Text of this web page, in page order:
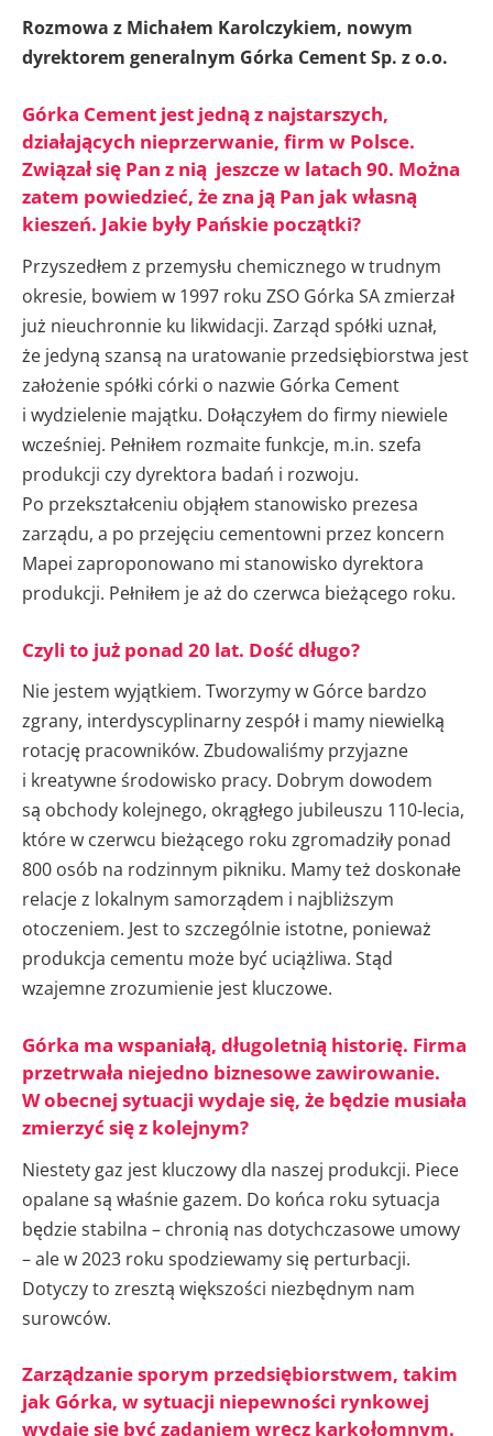
Rozmowa z Michałem Karolczykiem, nowym
dyrektorem generalnym Górka Cement Sp. z o.o.
Górka Cement jest jedną z najstarszych,
działających nieprzerwanie, firm w Polsce.
Związał się Pan z nią jeszcze w latach 90. Można
zatem powiedzieć, że zna ją Pan jak własną
kieszeń. Jakie były Pańskie początki?
Przyszedłem z przemysłu chemicznego w trudnym
okresie, bowiem w 1997 roku ZSO Górka SA zmierzał
już nieuchronnie ku likwidacji. Zarząd spółki uznał,
że jedyną szansą na uratowanie przedsiębiorstwa jest
założenie spółki córki o nazwie Górka Cement
i wydzielenie majątku. Dołączyłem do firmy niewiele
wcześniej. Pełniłem rozmaite funkcje, m.in. szefa
produkcji czy dyrektora badań i rozwoju.
Po przekształceniu objąłem stanowisko prezesa
zarządu, a po przejęciu cementowni przez koncern
Mapei zaproponowano mi stanowisko dyrektora
produkcji. Pełniłem je aż do czerwca bieżącego roku.
Czyli to już ponad 20 lat. Dość długo?
Nie jestem wyjątkiem. Tworzymy w Górce bardzo
zgrany, interdyscyplinarny zespół i mamy niewielką
rotację pracowników. Zbudowaliśmy przyjazne
i kreatywne środowisko pracy. Dobrym dowodem
są obchody kolejnego, okrągłego jubileuszu 110-lecia,
które w czerwcu bieżącego roku zgromadziły ponad
800 osób na rodzinnym pikniku. Mamy też doskonałe
relacje z lokalnym samorządem i najbliższym
otoczeniem. Jest to szczególnie istotne, ponieważ
produkcja cementu może być uciążliwa. Stąd
wzajemne zrozumienie jest kluczowe.
Górka ma wspaniałą, długoletnią historię. Firma
przetrwała niejedno biznesowe zawirowanie.
W obecnej sytuacji wydaje się, że będzie musiała
zmierzyć się z kolejnym?
Niestety gaz jest kluczowy dla naszej produkcji. Piece
opalane są właśnie gazem. Do końca roku sytuacja
będzie stabilna – chronią nas dotychczasowe umowy
– ale w 2023 roku spodziewamy się perturbacji.
Dotyczy to zresztą większości niezbędnym nam
surowców.
Zarządzanie sporym przedsiębiorstwem, takim
jak Górka, w sytuacji niepewności rynkowej
wydaje się być zadaniem wręcz karkołomnym.